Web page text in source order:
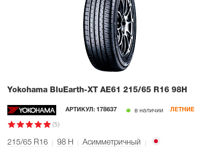
Yokohama BluEarth-XT AE61 215/65 R16 98H
АРТИКУЛ: 178637 в наличии ЛЕТНИЕ
(5)
215/65 R16 98 H Асимметричный